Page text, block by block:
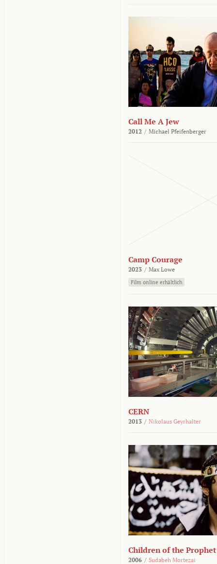
Call Me A Jew
2012 / Michael Pfeifenberger
Camp Courage
2023 / Max Lowe
Film online erhältlich
CERN
2013 / Nikolaus Geyrhalter
Children of the Prophet
2006 / Sudabeh Mortezai